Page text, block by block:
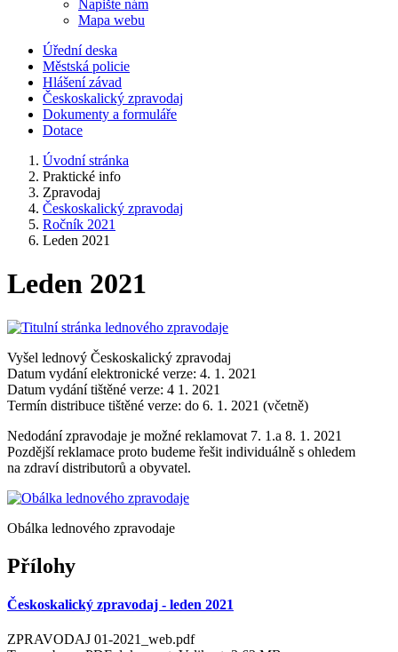
Napište nám
Mapa webu
Úřední deska
Městská policie
Hlášení závad
Českoskalický zpravodaj
Dokumenty a formuláře
Dotace
Úvodní stránka
Praktické info
Zpravodaj
Českoskalický zpravodaj
Ročník 2021
Leden 2021
Leden 2021
Vyšel lednový Českoskalický zpravodaj
Datum vydání elektronické verze: 4. 1. 2021
Datum vydání tištěné verze: 4 1. 2021
Termín distribuce tištěné verze: do 6. 1. 2021 (včetně)
Nedodání zpravodaje je možné reklamovat 7. 1.a 8. 1. 2021
Pozdější reklamace proto budeme řešit individuálně s ohledem
na zdraví distributorů a obyvatel.
Obálka lednového zpravodaje
Přílohy
Českoskalický zpravodaj - leden 2021
ZPRAVODAJ 01-2021_web.pdf